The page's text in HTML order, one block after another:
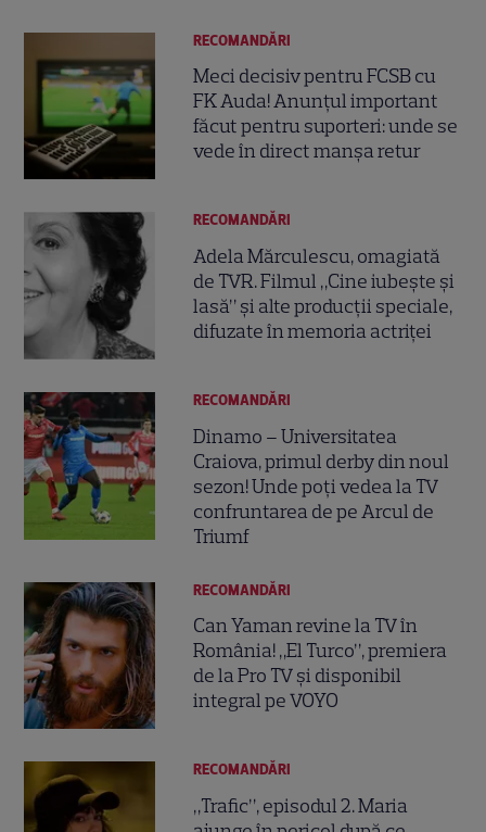
RECOMANDĂRI
Meci decisiv pentru FCSB cu
FK Auda! Anunțul important
făcut pentru suporteri: unde se
vede în direct manșa retur
RECOMANDĂRI
Adela Mărculescu, omagiată
de TVR. Filmul „Cine iubește și
lasă” și alte producții speciale,
difuzate în memoria actriței
RECOMANDĂRI
Dinamo – Universitatea
Craiova, primul derby din noul
sezon! Unde poți vedea la TV
confruntarea de pe Arcul de
Triumf
RECOMANDĂRI
Can Yaman revine la TV în
România! „El Turco”, premiera
de la Pro TV și disponibil
integral pe VOYO
RECOMANDĂRI
„Trafic”, episodul 2. Maria